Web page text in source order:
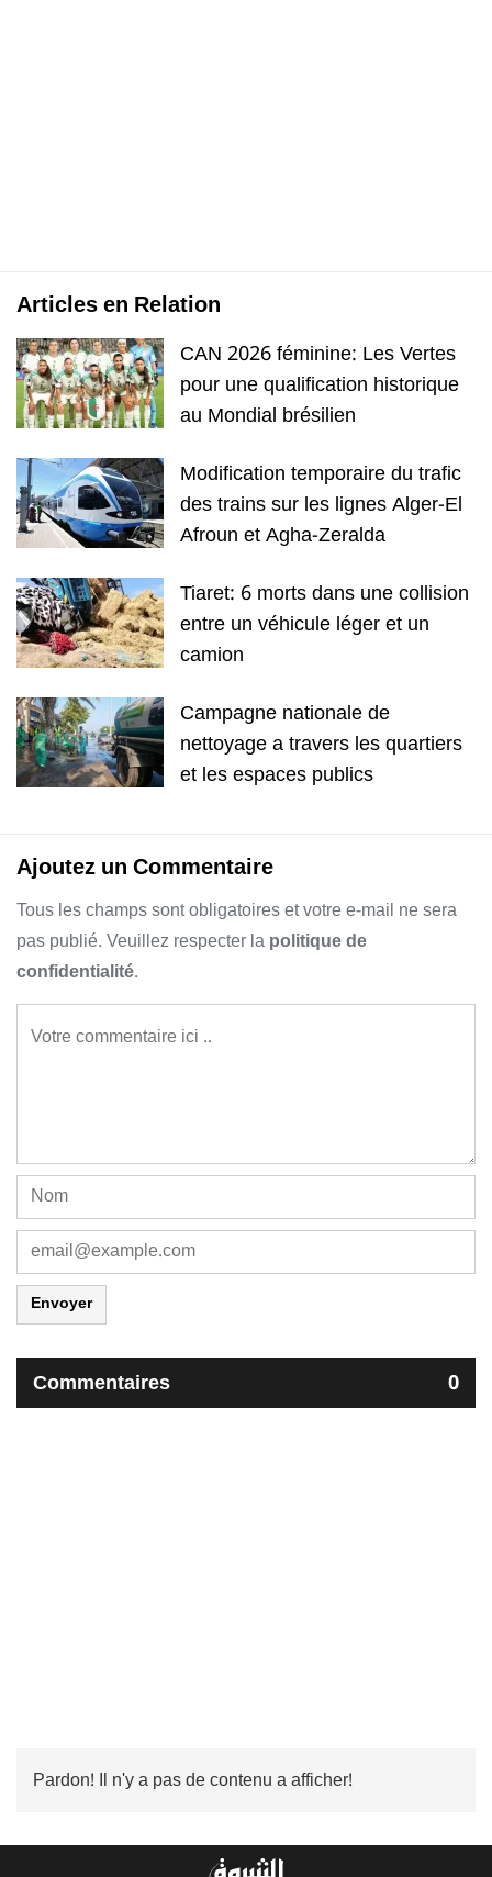
Articles en Relation
CAN 2026 féminine: Les Vertes
pour une qualification historique
au Mondial brésilien
Modification temporaire du trafic
des trains sur les lignes Alger-El
Afroun et Agha-Zeralda
Tiaret: 6 morts dans une collision
entre un véhicule léger et un
camion
Campagne nationale de
nettoyage a travers les quartiers
et les espaces publics
Ajoutez un Commentaire
Tous les champs sont obligatoires et votre e-mail ne sera
pas publié. Veuillez respecter lapolitique de
confidentialité.
Envoyer
Commentaires 0
Pardon! Il n'y a pas de contenu a afficher!